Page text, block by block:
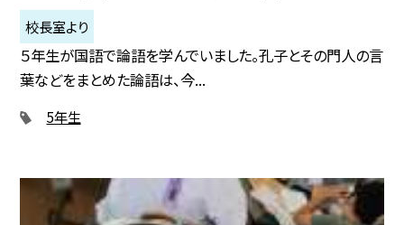
校長室より
５年生が国語で論語を学んでいました。孔子とその門人の言
葉などをまとめた論語は、今...
5年生